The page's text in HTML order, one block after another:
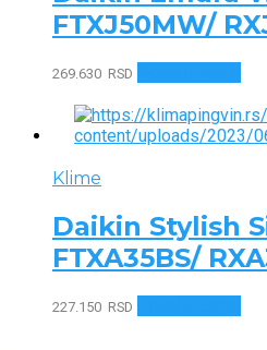
FTXJ50MW/
269.630 RSD
Klime
Daikin Stylish
FTXA35BS/
227.150 RSD